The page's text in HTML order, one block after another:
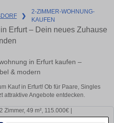
❯
2-ZIMMER-WOHNUNG-
KAUFEN
Erfurt – Dein neues Zuhause
in Erfurt kaufen –
& modern
Kauf in Erfurt! Ob für Paare, Singles
attraktive Angebote entdecken.